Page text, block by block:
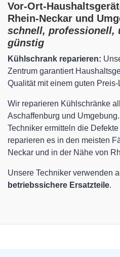
Vor-Ort-
Rhein-Neckar und
schnell, professionell,
günstig
Kühlschrank reparieren:
Zentrum garantiert
Qualität mit einem guten
Wir reparieren Kühlschränke
Aschaffenburg und
Techniker ermitteln die
reparieren es in den meisten
Neckar und in der Nähe von
Unsere Techniker verwenden
betriebssichere Ersatzteile.